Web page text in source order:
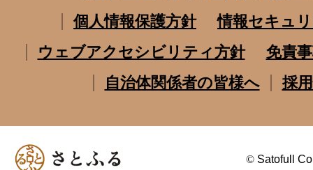
個人情報保護方針
情報セキュ
ウェブアクセシビリティ方針
免責
自治体関係者の皆様へ
採
© Satofull